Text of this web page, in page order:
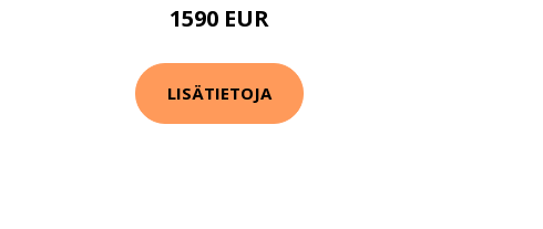
1590 EUR
LISÄTIETOJA